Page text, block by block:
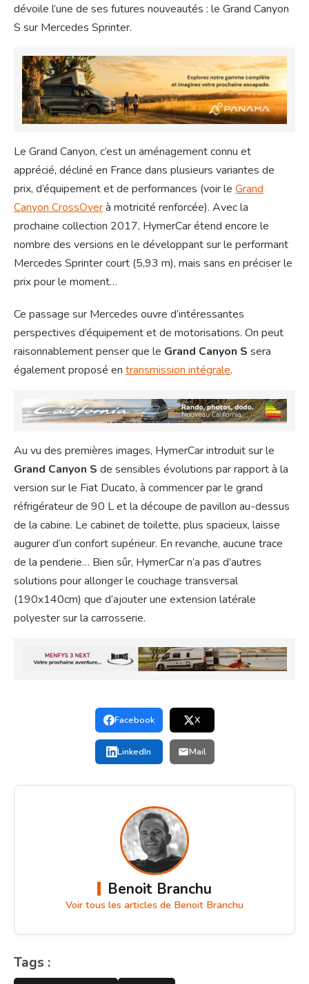
dévoile l’une de ses futures nouveautés : le Grand Canyon
S sur Mercedes Sprinter.
Le Grand Canyon, c’est un aménagement connu et
apprécié, décliné en France dans plusieurs variantes de
prix, d’équipement et de performances (voir le Grand
Canyon CrossOverà motricité renforcée). Avec la
prochaine collection 2017, HymerCar étend encore le
nombre des versions en le développant sur le performant
Mercedes Sprinter court (5,93 m), mais sans en préciser le
prix pour le moment…
Ce passage sur Mercedes ouvre d’intéressantes
perspectives d’équipement et de motorisations. On peut
raisonnablement penser que le Grand Canyon S sera
également proposé en transmission intégrale.
Au vu des premières images, HymerCar introduit sur le
Grand Canyon S de sensibles évolutions par rapport à la
version sur le Fiat Ducato, à commencer par le grand
réfrigérateur de 90 L et la découpe de pavillon au-dessus
de la cabine. Le cabinet de toilette, plus spacieux, laisse
augurer d’un confort supérieur. En revanche, aucune trace
de la penderie… Bien sûr, HymerCar n’a pas d’autres
solutions pour allonger le couchage transversal
(190x140cm) que d’ajouter une extension latérale
polyester sur la carrosserie.
Facebook X
LinkedIn Mail
Benoit Branchu
Voir tous les articles de Benoit Branchu
Tags :